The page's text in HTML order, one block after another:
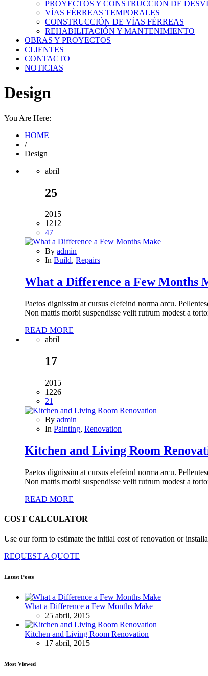
PROYECTOS Y CONSTRUCCIÓN DE
VÍAS FÉRREAS TEMPORALES
CONSTRUCCIÓN DE VÍAS FÉRREAS
REHABILITACIÓN Y MANTENIMIENTO
OBRAS Y PROYECTOS
CLIENTES
CONTACTO
NOTICIAS
Design
You Are Here:
HOME
/
Design
abril
25
2015
1212
47
By admin
In Build, Repairs
What a Difference a Few Months
Paetos dignissim at cursus elefeind norma arcu.
Non mattis morbi suspendisse velit rutrum modest a
READ MORE
abril
17
2015
1226
21
By admin
In Painting, Renovation
Kitchen and Living Room
Paetos dignissim at cursus elefeind norma arcu.
Non mattis morbi suspendisse velit rutrum modest a
READ MORE
COST CALCULATOR
Use our form to estimate the initial cost of renovation or
REQUEST A QUOTE
Latest Posts
What a Difference a Few Months Make
25 abril, 2015
Kitchen and Living Room Renovation
17 abril, 2015
Most Viewed